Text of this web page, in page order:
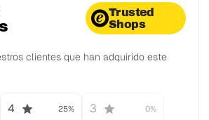
Trusted
Shops
clientes que han adquirido este
4 25% 3 0%